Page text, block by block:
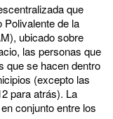
que
de la
ubicado sobre
las personas que
que se hacen dentro
(excepto las
para atrás). La
conjunto entre los